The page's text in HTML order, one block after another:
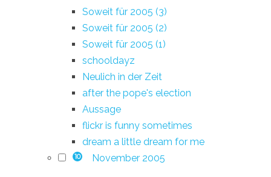
Soweit für 2005 (3)
Soweit für 2005 (2)
Soweit für 2005 (1)
schooldayz
Neulich in der Zeit
after the pope's election
Aussage
flickr is funny sometimes
dream a little dream for me
10 November 2005